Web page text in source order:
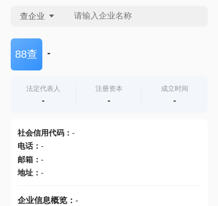
查企业
查企业
查产地
88查 -
法定代表人
-
注册资本
-
成立时间
-
社会信用代码： -
电话： -
邮箱： -
地址： -
企业信息概览： -